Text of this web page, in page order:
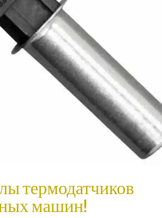
термодатчиков
машин!